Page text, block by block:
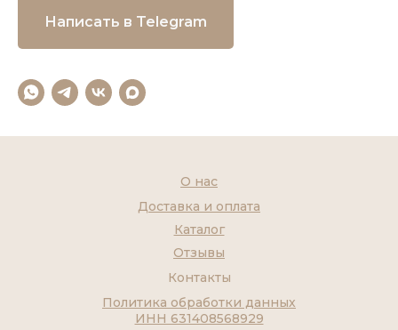
Написать в Telegram
Контакты
Каталог
О нас
Доставка и оплата
Отзывы
Политика обработки данных
ИНН 631408568929